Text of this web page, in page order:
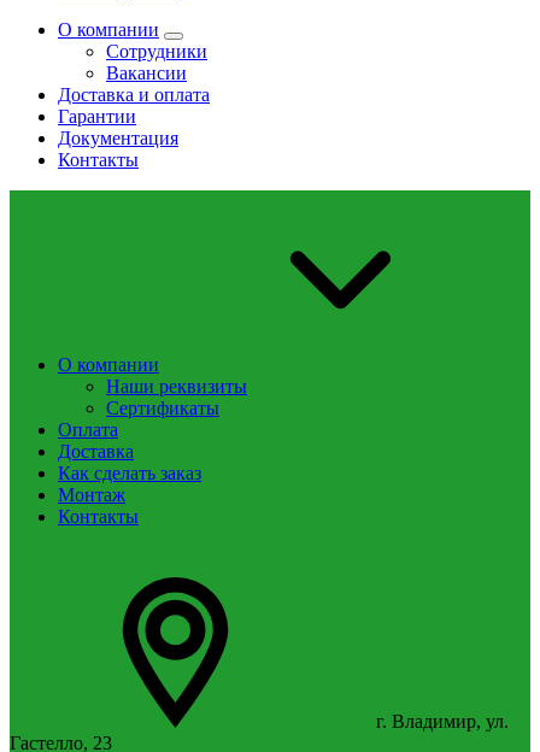
О компании
Сотрудники
Вакансии
Доставка и оплата
Гарантии
Документация
Контакты
О компании
Наши реквизиты
Сертификаты
Оплата
Доставка
Как сделать заказ
Монтаж
Контакты
г. Владимир, ул.
Гастелло, 23